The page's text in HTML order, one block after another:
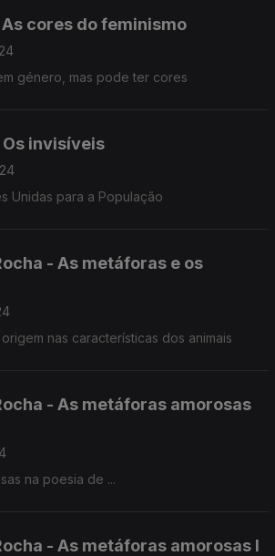
cores do feminismo
género, mas pode ter cores
Os invisíveis
Unidas para a População
- As metáforas e os
Muitas metáforas tê origem nas características dos animais
- As metáforas amorosas
na poesia de ...
- As metáforas amorosas I